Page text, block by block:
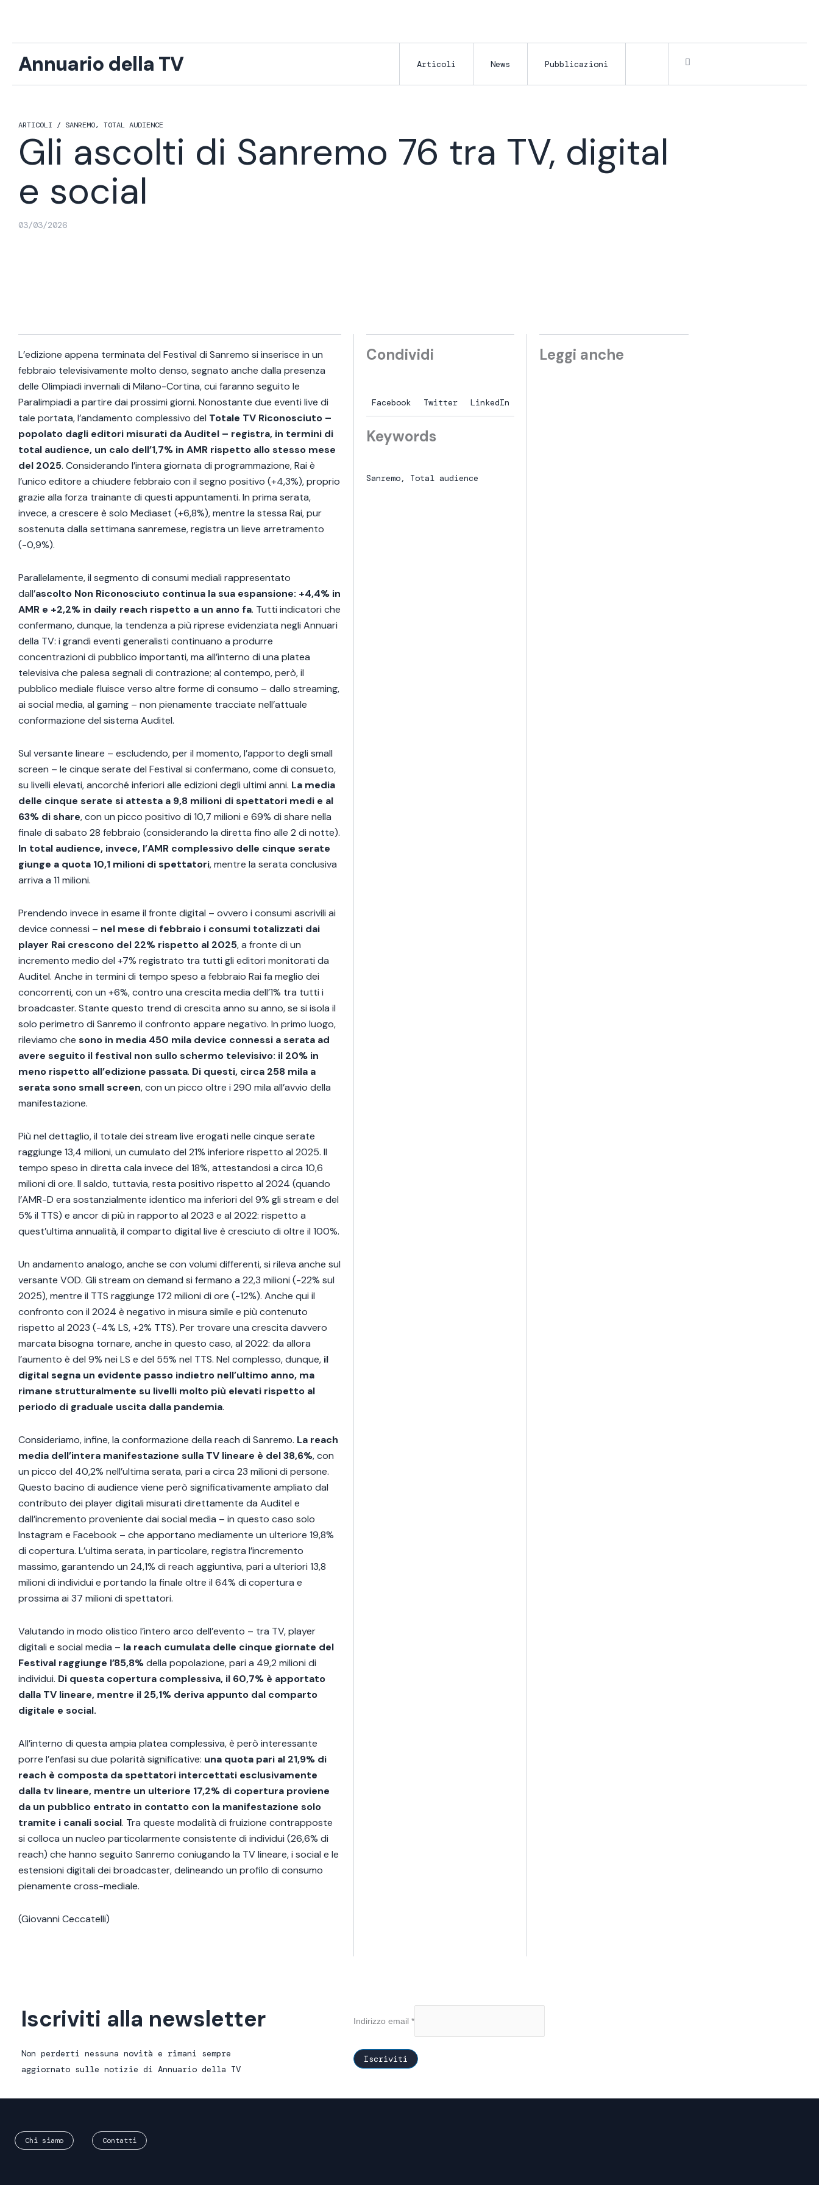
Annuario della TV Articoli News Pubblicazioni
ARTICOLI / SANREMO, TOTAL AUDIENCE
Gli ascolti di Sanremo 76 tra TV, digital
e social
03/03/2026
L’edizione appena terminata del Festival di Sanremo si inserisce in un
febbraio televisivamente molto denso, segnato anche dalla presenza
delle Olimpiadi invernali di Milano-Cortina, cui faranno seguito le
Paralimpiadi a partire dai prossimi giorni. Nonostante due eventi live di
tale portata, l’andamento complessivo del Totale TV Riconosciuto –
popolato dagli editori misurati da Auditel – registra, in termini di
total audience, un calo dell’1,7% in AMR rispetto allo stesso mese
del 2025. Considerando l’intera giornata di programmazione, Rai è
l’unico editore a chiudere febbraio con il segno positivo (+4,3%), proprio
grazie alla forza trainante di questi appuntamenti. In prima serata,
invece, a crescere è solo Mediaset (+6,8%), mentre la stessa Rai, pur
sostenuta dalla settimana sanremese, registra un lieve arretramento
(-0,9%).
Parallelamente, il segmento di consumi mediali rappresentato
dall’ascolto Non Riconosciuto continua la sua espansione: +4,4% in
AMR e +2,2% in daily reach rispetto a un anno fa. Tutti indicatori che
confermano, dunque, la tendenza a più riprese evidenziata negli Annuari
della TV: i grandi eventi generalisti continuano a produrre
concentrazioni di pubblico importanti, ma all’interno di una platea
televisiva che palesa segnali di contrazione; al contempo, però, il
pubblico mediale fluisce verso altre forme di consumo – dallo streaming,
ai social media, al gaming – non pienamente tracciate nell’attuale
conformazione del sistema Auditel.
Sul versante lineare – escludendo, per il momento, l’apporto degli small
screen – le cinque serate del Festival si confermano, come di consueto,
su livelli elevati, ancorché inferiori alle edizioni degli ultimi anni. La media
delle cinque serate si attesta a 9,8 milioni di spettatori medi e al
63% di share, con un picco positivo di 10,7 milioni e 69% di share nella
finale di sabato 28 febbraio (considerando la diretta fino alle 2 di notte).
In total audience, invece, l’AMR complessivo delle cinque serate
giunge a quota 10,1 milioni di spettatori, mentre la serata conclusiva
arriva a 11 milioni.
Prendendo invece in esame il fronte digital – ovvero i consumi ascrivili ai
device connessi – nel mese di febbraio i consumi totalizzati dai
player Rai crescono del 22% rispetto al 2025, a fronte di un
incremento medio del +7% registrato tra tutti gli editori monitorati da
Auditel. Anche in termini di tempo speso a febbraio Rai fa meglio dei
concorrenti, con un +6%, contro una crescita media dell’1% tra tutti i
broadcaster. Stante questo trend di crescita anno su anno, se si isola il
solo perimetro di Sanremo il confronto appare negativo. In primo luogo,
rileviamo che sono in media 450 mila device connessi a serata ad
avere seguito il festival non sullo schermo televisivo: il 20% in
meno rispetto all’edizione passata. Di questi, circa 258 mila a
serata sono small screen, con un picco oltre i 290 mila all’avvio della
manifestazione.
Più nel dettaglio, il totale dei stream live erogati nelle cinque serate
raggiunge 13,4 milioni, un cumulato del 21% inferiore rispetto al 2025. Il
tempo speso in diretta cala invece del 18%, attestandosi a circa 10,6
milioni di ore. Il saldo, tuttavia, resta positivo rispetto al 2024 (quando
l’AMR-D era sostanzialmente identico ma inferiori del 9% gli stream e del
5% il TTS) e ancor di più in rapporto al 2023 e al 2022: rispetto a
quest’ultima annualità, il comparto digital live è cresciuto di oltre il 100%.
Un andamento analogo, anche se con volumi differenti, si rileva anche sul
versante VOD. Gli stream on demand si fermano a 22,3 milioni (-22% sul
2025), mentre il TTS raggiunge 172 milioni di ore (-12%). Anche qui il
confronto con il 2024 è negativo in misura simile e più contenuto
rispetto al 2023 (-4% LS, +2% TTS). Per trovare una crescita davvero
marcata bisogna tornare, anche in questo caso, al 2022: da allora
l’aumento è del 9% nei LS e del 55% nel TTS. Nel complesso, dunque, il
digital segna un evidente passo indietro nell’ultimo anno, ma
rimane strutturalmente su livelli molto più elevati rispetto al
periodo di graduale uscita dalla pandemia.
Consideriamo, infine, la conformazione della reach di Sanremo. La reach
media dell’intera manifestazione sulla TV lineare è del 38,6%, con
un picco del 40,2% nell’ultima serata, pari a circa 23 milioni di persone.
Questo bacino di audience viene però significativamente ampliato dal
contributo dei player digitali misurati direttamente da Auditel e
dall’incremento proveniente dai social media – in questo caso solo
Instagram e Facebook – che apportano mediamente un ulteriore 19,8%
di copertura. L’ultima serata, in particolare, registra l’incremento
massimo, garantendo un 24,1% di reach aggiuntiva, pari a ulteriori 13,8
milioni di individui e portando la finale oltre il 64% di copertura e
prossima ai 37 milioni di spettatori.
Valutando in modo olistico l’intero arco dell’evento – tra TV, player
digitali e social media – la reach cumulata delle cinque giornate del
Festival raggiunge l’85,8%della popolazione, pari a 49,2 milioni di
individui. Di questa copertura complessiva, il 60,7% è apportato
dalla TV lineare, mentre il 25,1% deriva appunto dal comparto
digitale e social.
All’interno di questa ampia platea complessiva, è però interessante
porre l’enfasi su due polarità significative: una quota pari al 21,9% di
reach è composta da spettatori intercettati esclusivamente
dalla tv lineare, mentre un ulteriore 17,2% di copertura proviene
da un pubblico entrato in contatto con la manifestazione solo
tramite i canali social. Tra queste modalità di fruizione contrapposte
si colloca un nucleo particolarmente consistente di individui (26,6% di
reach) che hanno seguito Sanremo coniugando la TV lineare, i social e le
estensioni digitali dei broadcaster, delineando un profilo di consumo
pienamente cross-mediale.
(Giovanni Ceccatelli)
Condividi
Facebook Twitter LinkedIn
Keywords
Sanremo, Total audience
Leggi anche
Iscriviti alla newsletter
Non perderti nessuna novità e rimani sempre
aggiornato sulle notizie di Annuario della TV
Indirizzo email *
Chi siamo Contatti